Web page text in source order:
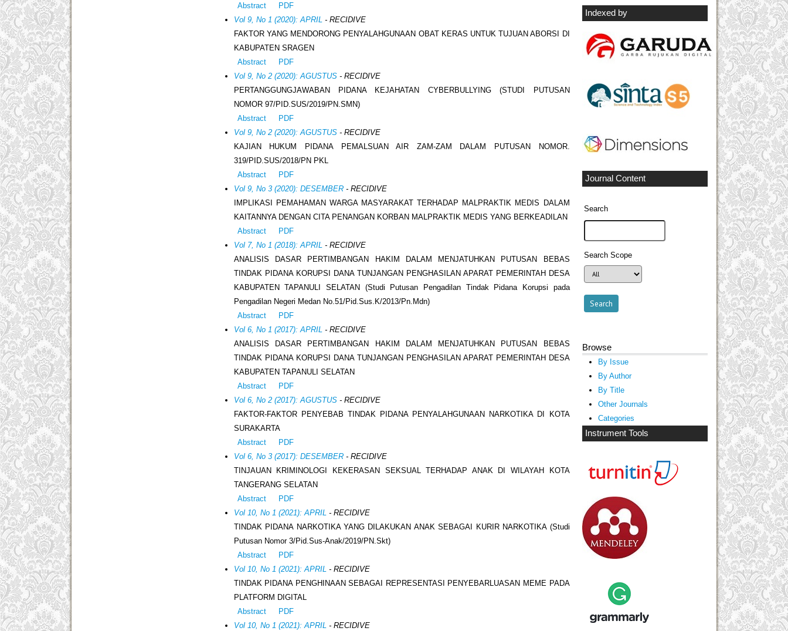
Indexed by
Journal Content
Search
Search Scope
Browse
By Issue
By Author
By Title
Other Journals
Categories
Instrument Tools
Abstract
PDF
Vol 9, No 1 (2020): APRIL - RECIDIVE
FAKTOR YANG MENDORONG PENYALAHGUNAAN OBAT KERAS UNTUK TUJUAN ABORSI DI
KABUPATEN SRAGEN
Abstract
PDF
Vol 9, No 2 (2020): AGUSTUS- RECIDIVE
PERTANGGUNGJAWABAN PIDANA KEJAHATAN CYBERBULLYING (STUDI PUTUSAN
NOMOR 97/PID.SUS/2019/PN.SMN)
Abstract
PDF
Vol 9, No 2 (2020): AGUSTUS- RECIDIVE
KAJIAN HUKUM PIDANA PEMALSUAN AIR ZAM-ZAM DALAM PUTUSAN NOMOR.
319/PID.SUS/2018/PN PKL
Abstract
PDF
Vol 9, No 3 (2020): DESEMBER- RECIDIVE
IMPLIKASI PEMAHAMAN WARGA MASYARAKAT TERHADAP MALPRAKTIK MEDIS DALAM
KAITANNYA DENGAN CITA PENANGAN KORBAN MALPRAKTIK MEDIS YANG BERKEADILAN
Abstract
PDF
Vol 7, No 1 (2018): APRIL - RECIDIVE
ANALISIS DASAR PERTIMBANGAN HAKIM DALAM MENJATUHKAN PUTUSAN BEBAS
TINDAK PIDANA KORUPSI DANA TUNJANGAN PENGHASILAN APARAT PEMERINTAH DESA
KABUPATEN TAPANULI SELATAN (Studi Putusan Pengadilan Tindak Pidana Korupsi pada
Pengadilan Negeri Medan No.51/Pid.Sus.K/2013/Pn.Mdn)
Abstract
PDF
Vol 6, No 1 (2017): APRIL - RECIDIVE
ANALISIS DASAR PERTIMBANGAN HAKIM DALAM MENJATUHKAN PUTUSAN BEBAS
TINDAK PIDANA KORUPSI DANA TUNJANGAN PENGHASILAN APARAT PEMERINTAH DESA
KABUPATEN TAPANULI SELATAN
Abstract
PDF
Vol 6, No 2 (2017): AGUSTUS- RECIDIVE
FAKTOR-FAKTOR PENYEBAB TINDAK PIDANA PENYALAHGUNAAN NARKOTIKA DI KOTA
SURAKARTA
Abstract
PDF
Vol 6, No 3 (2017): DESEMBER- RECIDIVE
TINJAUAN KRIMINOLOGI KEKERASAN SEKSUAL TERHADAP ANAK DI WILAYAH KOTA
TANGERANG SELATAN
Abstract
PDF
Vol 10, No 1 (2021): APRIL - RECIDIVE
TINDAK PIDANA NARKOTIKA YANG DILAKUKAN ANAK SEBAGAI KURIR NARKOTIKA (Studi
Putusan Nomor 3/Pid.Sus-Anak/2019/PN.Skt)
Abstract
PDF
Vol 10, No 1 (2021): APRIL - RECIDIVE
TINDAK PIDANA PENGHINAAN SEBAGAI REPRESENTASI PENYEBARLUASAN MEME PADA
PLATFORM DIGITAL
Abstract
PDF
Vol 10, No 1 (2021): APRIL - RECIDIVE